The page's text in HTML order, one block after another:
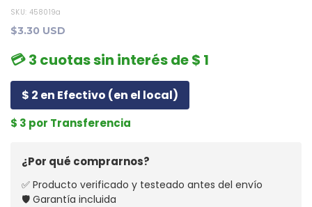
SKU: 458019a
$3.30 USD
💳 3 cuotas sin interés de $ 1
$ 2 en Efectivo (en el local)
$ 3 por Transferencia
¿Por qué comprarnos?
✅ Producto verificado y testeado antes del envío
🛡️ Garantía incluida